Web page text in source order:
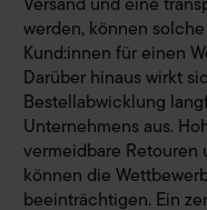
werden, können
Kund:innen für einen
Darüber hinaus wirkt
Bestellabwicklung
Unternehmens aus.
vermeidbare
können die
beeinträchtigen. Ein